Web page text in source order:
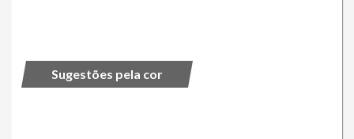
Sugestões pela cor